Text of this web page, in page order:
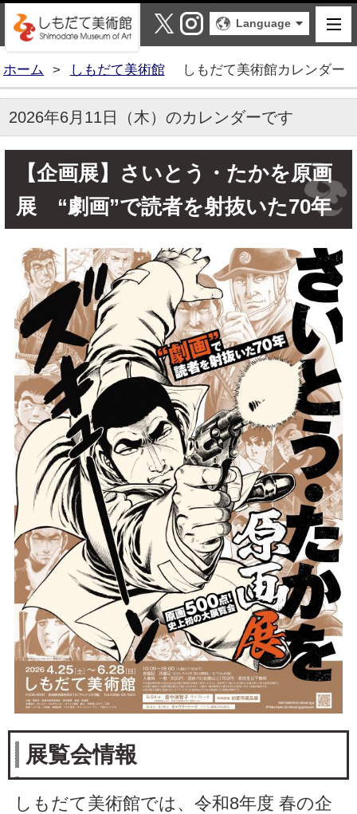
しもだて美術館
X Instagram
Language
ホーム > しもだて美術館 しもだて美術館カレンダー
2026年6月11日（木）のカレンダーです
【企画展】さいとう・たかを原画
展 “劇画”で読者を射抜いた70年
展覧会情報
しもだて美術館では、令和8年度 春の企